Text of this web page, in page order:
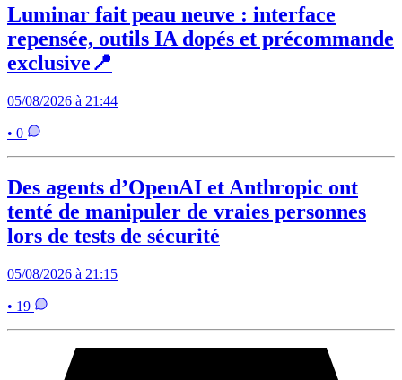
Luminar fait peau neuve : interface
repensée, outils IA dopés et précommande
exclusive📍
05/08/2026 à 21:44
• 0
Des agents d’OpenAI et Anthropic ont
tenté de manipuler de vraies personnes
lors de tests de sécurité
05/08/2026 à 21:15
• 19